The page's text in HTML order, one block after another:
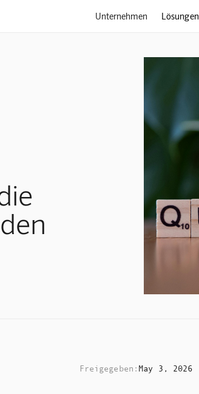
Unternehmen Lösungen
Freigegeben: May 3, 2026